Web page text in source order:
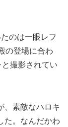
のは一眼レフ
の登場に合わ
撮影されてい
、素敵なハロキ
た。なんだかわ